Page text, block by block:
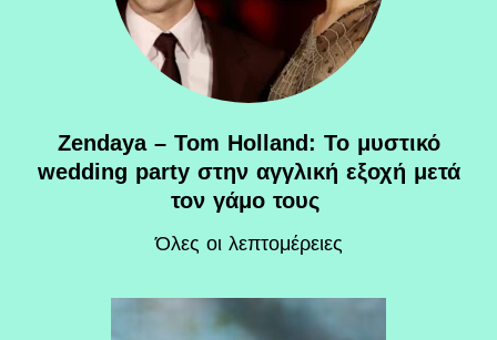
Zendaya – Tom Holland: Το μυστικό
wedding party στην αγγλική εξοχή μετά
τον γάμο τους
Όλες οι λεπτομέρειες